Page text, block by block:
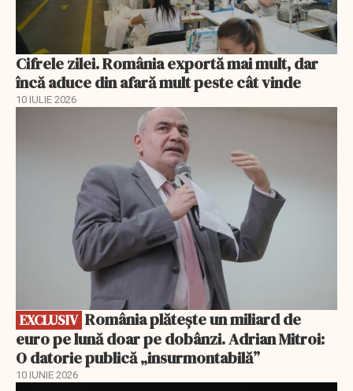
Cifrele zilei. România exportă mai mult, dar
încă aduce din afară mult peste cât vinde
10 IULIE 2026
EXCLUSIV
euro pe lună doar pe dobânzi. Adrian Mitroi:
O datorie publică „insurmontabilă”
10 IUNIE 2026